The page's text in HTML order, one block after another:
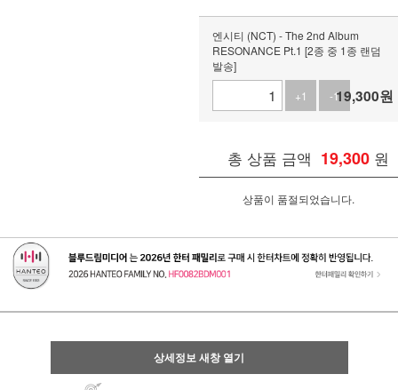
엔시티 (NCT) - The 2nd Album
RESONANCE Pt.1 [2종 중 1종 랜덤
발송]
+1
-119,300원
총 상품 금액 19,300 원
상품이 품절되었습니다.
상세정보 새창 열기